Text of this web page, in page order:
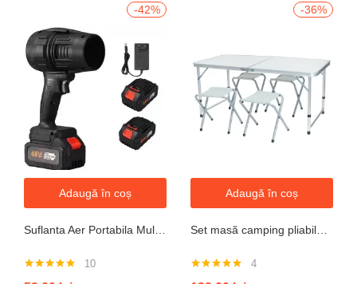
-42%
Adaugă în coș
10
-36%
Adaugă în coș
4